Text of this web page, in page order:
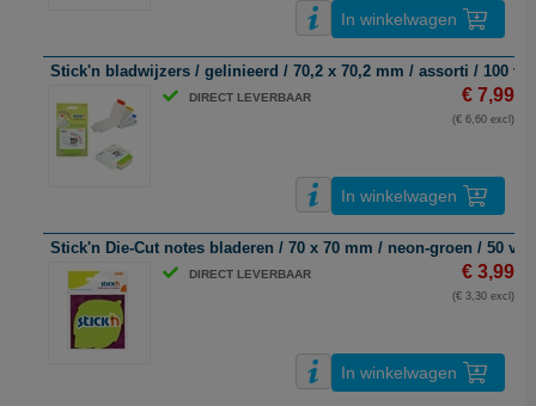
In winkelwagen
Stick'n bladwijzers / gelinieerd / 70,2 x 70,2 mm / assorti / 100 vel
DIRECT LEVERBAAR € 7,99
(€ 6,60 excl)
In winkelwagen
Stick'n Die-Cut notes bladeren / 70 x 70 mm / neon-groen / 50 vel
DIRECT LEVERBAAR € 3,99
(€ 3,30 excl)
In winkelwagen